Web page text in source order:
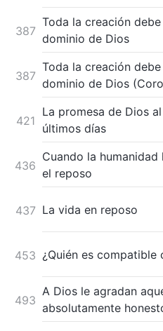
387
Toda la creación
dominio de Dios
387
Toda la creación
dominio de Dios
421
La promesa de Dios
últimos días
436
Cuando la
el reposo
437 La vida en reposo
453 ¿Quién es compatible
493
A Dios le agradan
absolutamente